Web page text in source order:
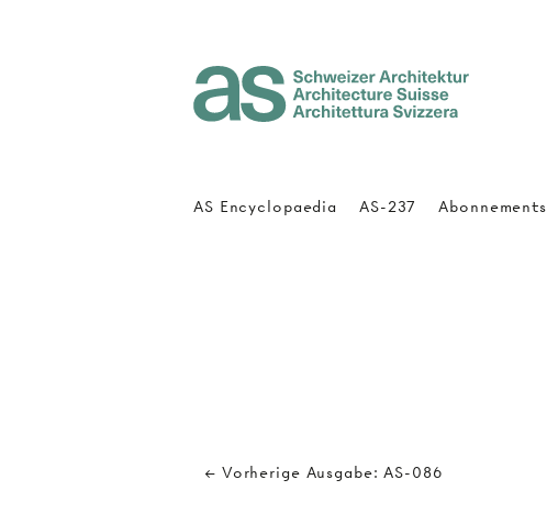
← Vorherige Ausgabe: AS-086
AS Encyclopaedia AS-237 Abonnements